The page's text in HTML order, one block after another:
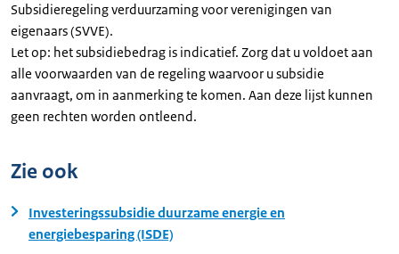
Subsidieregeling verduurzaming voor verenigingen van
eigenaars (SVVE).
Let op: het subsidiebedrag is indicatief. Zorg dat u voldoet aan
alle voorwaarden van de regeling waarvoor u subsidie
aanvraagt, om in aanmerking te komen. Aan deze lijst kunnen
geen rechten worden ontleend.
Zie ook
Investeringssubsidie duurzame energie en
energiebesparing (ISDE)